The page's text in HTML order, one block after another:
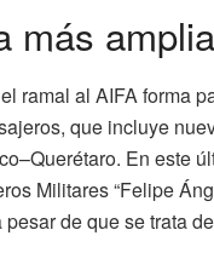
más
ramal al AIFA forma
que incluye
En este
Militares “Felipe
pesar de que se trata